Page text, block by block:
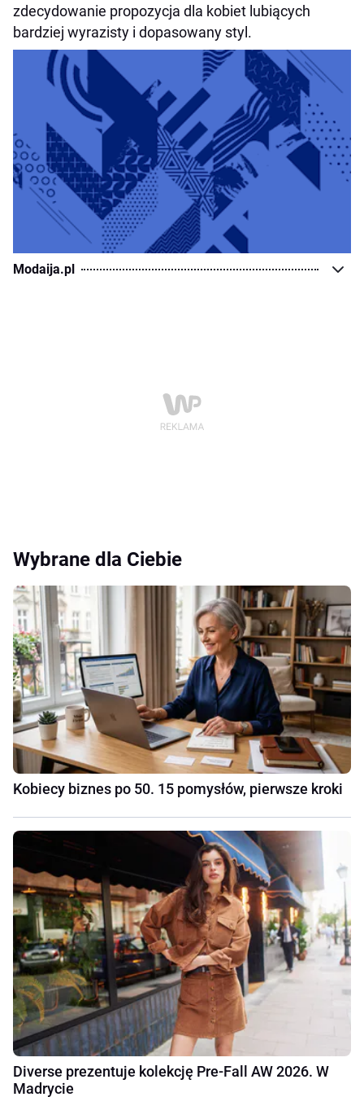
zdecydowanie propozycja dla kobiet lubiących
bardziej wyrazisty i dopasowany styl.
Modaija.pl
Wybrane dla Ciebie
Kobiecy biznes po 50. 15 pomysłów, pierwsze kroki
Diverse prezentuje kolekcję Pre-Fall AW 2026. W
Madrycie